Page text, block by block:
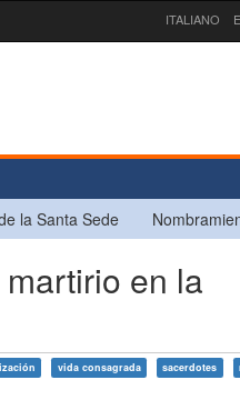
ITALIANO
la Santa Sede
en la
vida consagrada sacerdotes